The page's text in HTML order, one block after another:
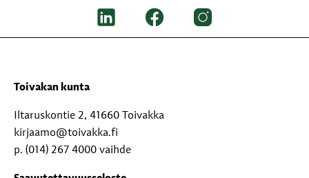
Toivakan kunta
Iltaruskontie 2, 41660 Toivakka
kirjaamo@toivakka.fi
p. (014) 267 4000 vaihde